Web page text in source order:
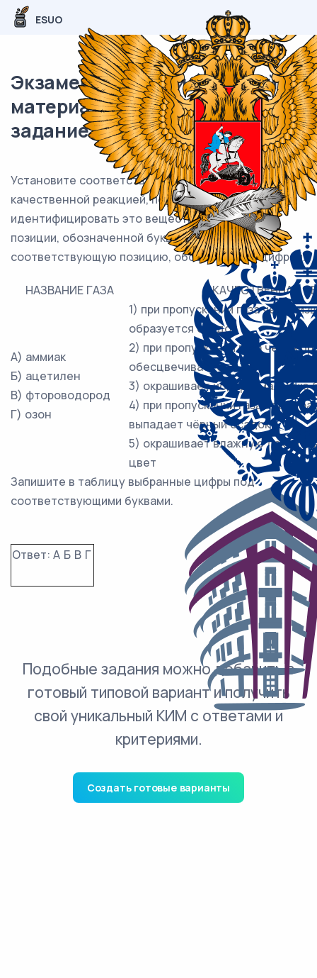
ESUO
Экзаменационный (типовой)
материал ЕГЭ / Химия / 24
задание (24) / 61
Установите соответствие между названием газа и
качественной реакцией, позволяющей
идентифицировать это вещество. К каждой
позиции, обозначенной буквой, подберите
соответствующую позицию, обозначенную цифрой.
НАЗВАНИЕ ГАЗА КАЧЕСТВЕННАЯ
А) аммиак
Б) ацетилен
В) фтороводород
Г) озон
1) при пропускании газа через
образуется осадок
2) при пропускании газа через
обесцвечивается
3) окрашивает иодкрахмальную
4) при пропускании газа через
выпадает чёрный осадок
5) окрашивает влажную
цвет
Запишите в таблицу выбранные цифры под
соответствующими буквами.
Ответ: А Б В Г
Подобные задания можно добавить в
готовый типовой вариант и получить
свой уникальный КИМ с ответами и
критериями.
Создать готовые варианты